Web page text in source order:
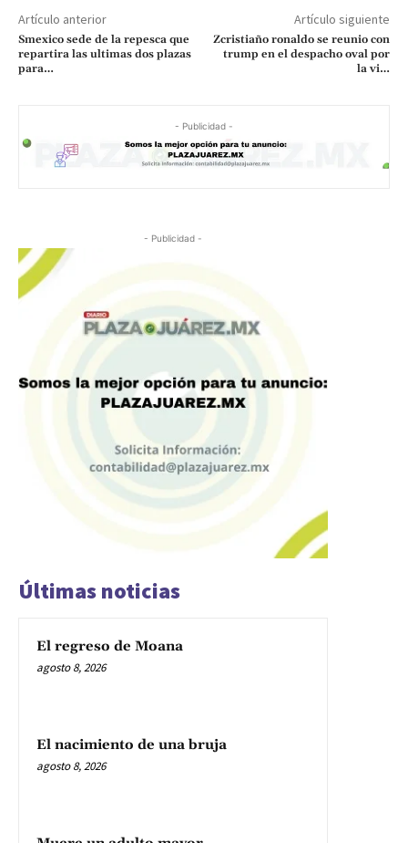
Artículo anterior
Smexico sede de la repesca que
repartira las ultimas dos plazas
para…
Artículo siguiente
Zcristiaño ronaldo se reunio con
trump en el despacho oval por
la vi…
- Publicidad -
- Publicidad -
Últimas noticias
El regreso de Moana
agosto 8, 2026
El nacimiento de una bruja
agosto 8, 2026